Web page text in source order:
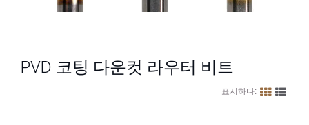
PVD 코팅 다운컷 라우터 비트
표시하다: